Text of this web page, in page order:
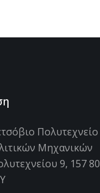
Πολυτεχνείο
Μηχανικών
9, 157 80